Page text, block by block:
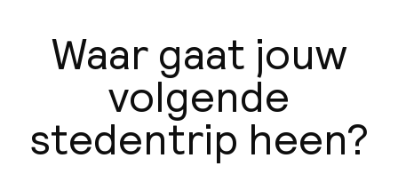
Waar gaat jouw
volgende
stedentrip heen?